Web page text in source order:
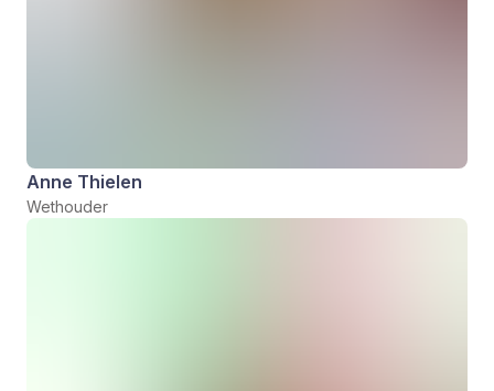
Anne Thielen
Wethouder